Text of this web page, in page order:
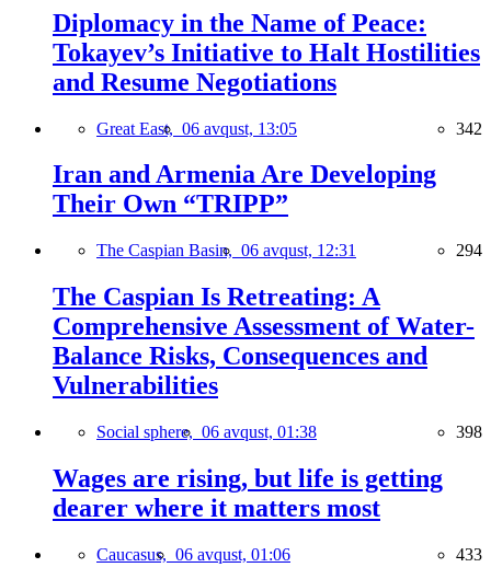
Diplomacy in the Name of Peace:
Tokayev’s Initiative to Halt Hostilities
and Resume Negotiations
Great East, 06 avqust, 13:05 342
Iran and Armenia Are Developing
Their Own “TRIPP”
The Caspian Basin, 06 avqust, 12:31 294
The Caspian Is Retreating: A
Comprehensive Assessment of Water-
Balance Risks, Consequences and
Vulnerabilities
Social sphere, 06 avqust, 01:38 398
Wages are rising, but life is getting
dearer where it matters most
Caucasus, 06 avqust, 01:06 433